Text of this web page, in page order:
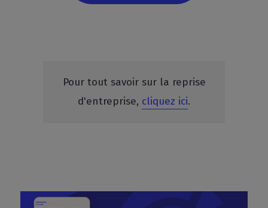
Pour tout savoir sur la reprise
d'entreprise, cliquez ici.